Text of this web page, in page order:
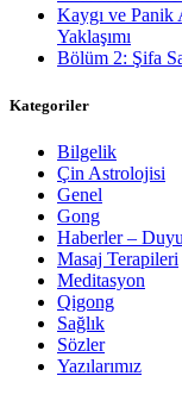
Kaygı ve
Yaklaşımı
Bölüm 2: Şifa
Kategoriler
Bilgelik
Çin Astrolojisi
Genel
Gong
Haberler –
Masaj Terapileri
Meditasyon
Qigong
Sağlık
Sözler
Yazılarımız